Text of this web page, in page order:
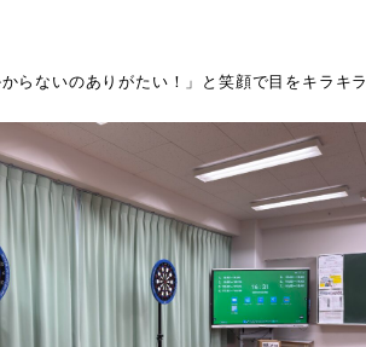
らないのありがたい！」と笑顔で目をキラキラ